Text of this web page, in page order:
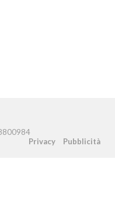
Privacy
Pubblicità